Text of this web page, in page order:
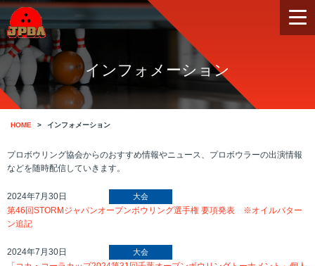
インフォメーション
HOME インフォメーション
プロボウリング協会からのおすすめ情報やニュース、プロボウラーの出演情報
などを随時配信していきます。
2024年7月30日 大会
第46回STORMジャパンオープンボウリング選手権 要項発表 ※オイルパター
ン追記
2024年7月30日 大会